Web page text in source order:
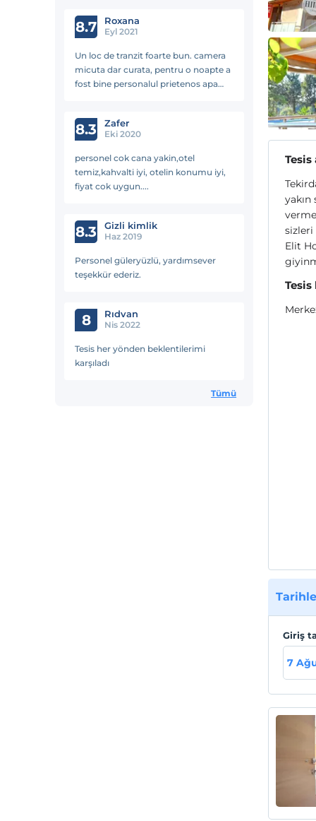
8.7 Roxana
Eyl 2021
Un loc de tranzit foarte bun. camera
micuta dar curata, pentru o noapte a
fost bine personalul prietenos apa
8.3 Zafer
Eki 2020
personel cok cana yakin,otel
temiz,kahvalti iyi, otelin konumu iyi,
fiyat cok uygun....
8.3 Gizli kimlik
Haz 2019
Personel güleryüzlü, yardımsever
teşekkür ederiz.
8 Rıdvan
Nis 2022
Tesis her yönden beklentilerimi
karşıladı
Tümü
Tesis
sizleri
Elit
Giriş
7